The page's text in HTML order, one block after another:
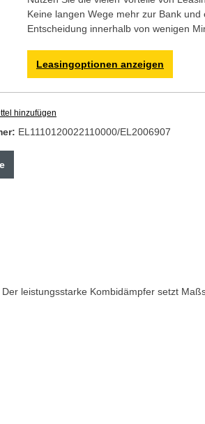
Keine langen Wege mehr zur Bank und
Entscheidung innerhalb von wenigen
Leasingoptionen anzeigen
hinzufügen
EL1110120022110000/EL2006907
leistungsstarke Kombidämpfer setzt